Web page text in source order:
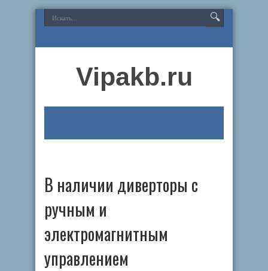
Vipakb.ru
В наличии диверторы с
ручным и
электромагнитным
управлением